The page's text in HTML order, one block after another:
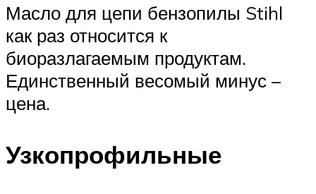
Масло для цепи бензопилы Stihl
как раз относится к
биоразлагаемым продуктам.
Единственный весомый минус –
цена.
Узкопрофильные